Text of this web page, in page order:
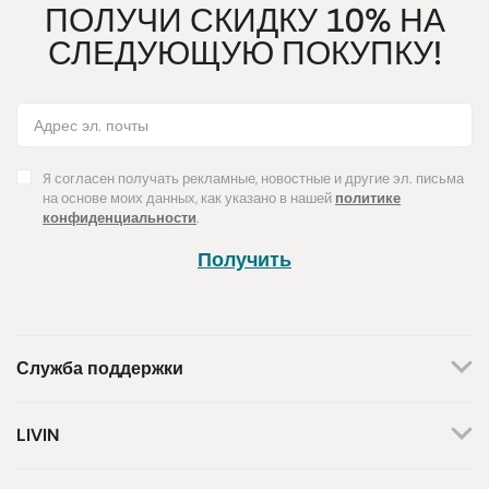
ПОЛУЧИ СКИДКУ 10% НА
СЛЕДУЮЩУЮ ПОКУПКУ!
Я согласен получать рекламные, новостные и другие эл. письма
на основе моих данных, как указано в нашей политике
конфиденциальности.
Получить
Служба поддержки
Написать запрос
LIVIN